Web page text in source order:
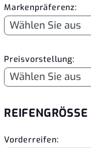
Markenpräferenz:
Preisvorstellung:
REIFENGRÖSSE
Vorderreifen: